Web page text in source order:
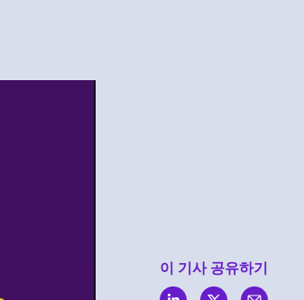
이 기사 공유하기